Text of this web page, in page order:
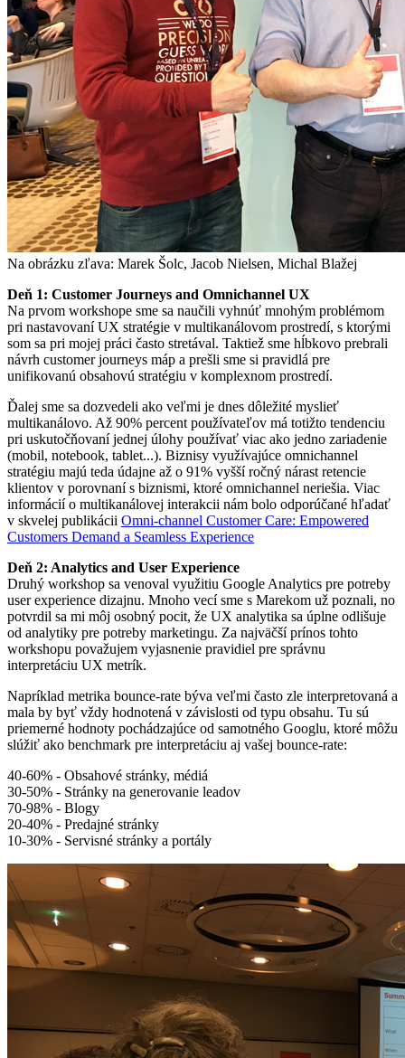
Na obrázku zľava: Marek Šolc, Jacob Nielsen, Michal Blažej
Deň 1: Customer Journeys and Omnichannel UX
Na prvom workshope sme sa naučili vyhnúť mnohým problémom
pri nastavovaní UX stratégie v multikanálovom prostredí, s ktorými
som sa pri mojej práci často stretával. Taktiež sme hĺbkovo prebrali
návrh customer journeys máp a prešli sme si pravidlá pre
unifikovanú obsahovú stratégiu v komplexnom prostredí.
Ďalej sme sa dozvedeli ako veľmi je dnes dôležité myslieť
multikanálovo. Až 90% percent používateľov má totižto tendenciu
pri uskutočňovaní jednej úlohy používať viac ako jedno zariadenie
(mobil, notebook, tablet...). Biznisy využívajúce omnichannel
stratégiu majú teda údajne až o 91% vyšší ročný nárast retencie
klientov v porovnaní s biznismi, ktoré omnichannel neriešia. Viac
informácií o multikanálovej interakcii nám bolo odporúčané hľadať
v skvelej publikácii Omni-channel Customer Care: Empowered
Customers Demand a Seamless Experience
Deň 2: Analytics and User Experience
Druhý workshop sa venoval využitiu Google Analytics pre potreby
user experience dizajnu. Mnoho vecí sme s Marekom už poznali, no
potvrdil sa mi môj osobný pocit, že UX analytika sa úplne odlišuje
od analytiky pre potreby marketingu. Za najväčší prínos tohto
workshopu považujem vyjasnenie pravidiel pre správnu
interpretáciu UX metrík.
Napríklad metrika bounce-rate býva veľmi často zle interpretovaná a
mala by byť vždy hodnotená v závislosti od typu obsahu. Tu sú
priemerné hodnoty pochádzajúce od samotného Googlu, ktoré môžu
slúžiť ako benchmark pre interpretáciu aj vašej bounce-rate:
40-60% - Obsahové stránky, médiá
30-50% - Stránky na generovanie leadov
70-98% - Blogy
20-40% - Predajné stránky
10-30% - Servisné stránky a portály